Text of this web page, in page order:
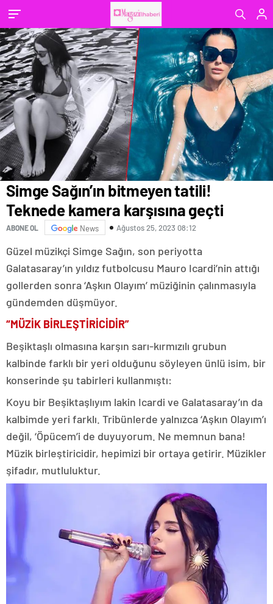
Simge Sağın’ın bitmeyen tatili!
Teknede kamera karşısına geçti
ABONE OL News Ağustos 25, 2023 08:12
Güzel müzikçi Simge Sağın, son periyotta
Galatasaray’ın yıldız futbolcusu Mauro Icardi’nin attığı
gollerden sonra ‘Aşkın Olayım’ müziğinin çalınmasıyla
gündemden düşmüyor.
“MÜZİK BİRLEŞTİRİCİDİR”
Beşiktaşlı olmasına karşın sarı-kırmızılı grubun
kalbinde farklı bir yeri olduğunu söyleyen ünlü isim, bir
konserinde şu tabirleri kullanmıştı:
Koyu bir Beşiktaşlıyım lakin Icardi ve Galatasaray’ın da
kalbimde yeri farklı. Tribünlerde yalnızca ‘Aşkın Olayım’ı
değil, ‘Öpücem’i de duyuyorum. Ne memnun bana!
Müzik birleştiricidir, hepimizi bir ortaya getirir. Müzikler
şifadır, mutluluktur.